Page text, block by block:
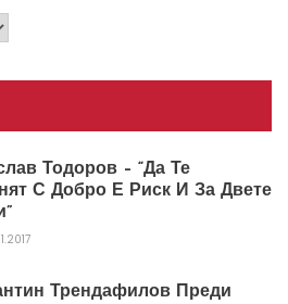
Тодоров – “Да Те
С Добро Е Риск И За Двете
Трендафилов Преди